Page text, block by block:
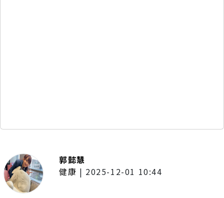
郭懿慧
健康 | 2025-12-01 10:44